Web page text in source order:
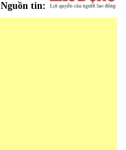
Nguồn tin: